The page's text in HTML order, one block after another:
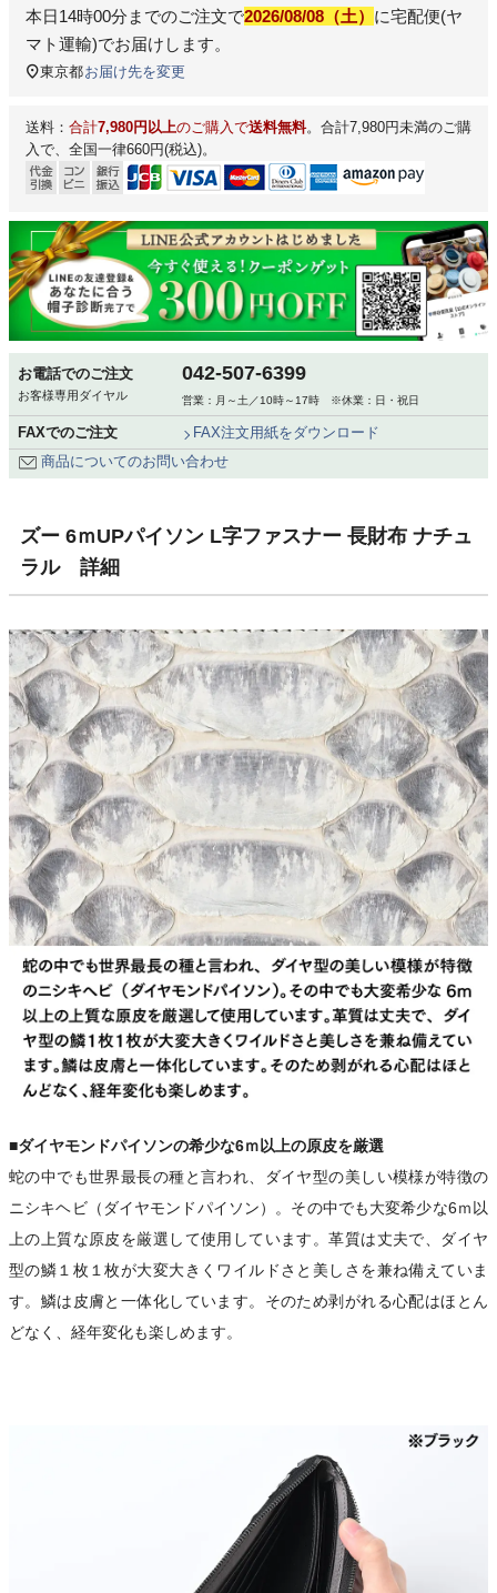
本日14時00分 までのご注文で2026/08/08（土） に宅配便(ヤ
マト運輸)でお届けします。
東京都お届け先を変更
送料： 合計7,980円以上のご購入で送料無料。合計7,980円未満のご購
入で、全国一律660円(税込)。
お電話でのご注文
お客様専用ダイヤル
042-507-6399
営業：月～土／10時～17時 ※休業：日・祝日
FAXでのご注文
FAX注文用紙をダウンロード
商品についてのお問い合わせ
ズー 6ｍUPパイソン L字ファスナー 長財布 ナチュ
ラル 詳細
■ダイヤモンドパイソンの希少な6ｍ以上の原皮を厳選
蛇の中でも世界最長の種と言われ、ダイヤ型の美しい模様が特徴の
ニシキヘビ（ダイヤモンドパイソン）。その中でも大変希少な6ｍ以
上の上質な原皮を厳選して使用しています。革質は丈夫で、ダイヤ
型の鱗１枚１枚が大変大きくワイルドさと美しさを兼ね備えていま
す。鱗は皮膚と一体化しています。そのため剥がれる心配はほとん
どなく、経年変化も楽しめます。